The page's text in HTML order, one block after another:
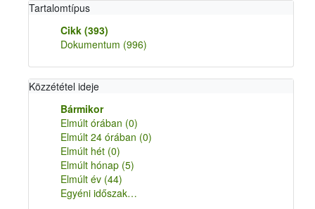
Tartalomtípus
Cikk (393)
Dokumentum (996)
Közzététel ideje
Bármikor
Elmúlt órában (0)
Elmúlt 24 órában (0)
Elmúlt hét (0)
Elmúlt hónap (5)
Elmúlt év (44)
Egyéni időszak…